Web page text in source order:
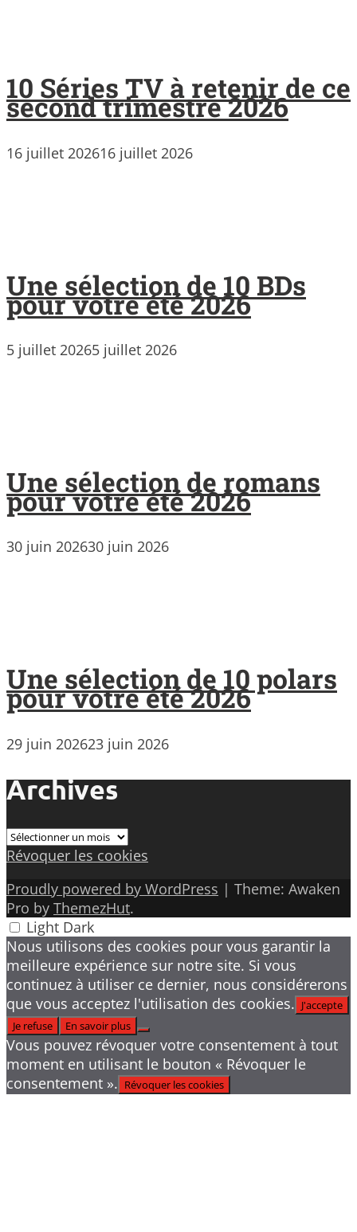
10 Séries TV à retenir de ce
second trimestre 2026
16 juillet 202616 juillet 2026
Une sélection de 10 BDs
pour votre été 2026
5 juillet 20265 juillet 2026
Une sélection de romans
pour votre été 2026
30 juin 202630 juin 2026
Une sélection de 10 polars
pour votre été 2026
29 juin 202623 juin 2026
Archives
Archives
Révoquer les cookies
Proudly powered by WordPress | Theme: Awaken
Pro by ThemezHut.
Light Dark
Nous utilisons des cookies pour vous garantir la
meilleure expérience sur notre site. Si vous
continuez à utiliser ce dernier, nous considérerons
que vous acceptez l'utilisation des cookies. J'accepte
Je refuse
En savoir plus
Vous pouvez révoquer votre consentement à tout
moment en utilisant le bouton « Révoquer le
consentement ». Révoquer les cookies